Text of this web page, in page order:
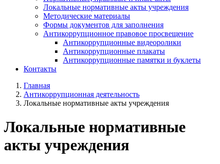
Локальные нормативные акты учреждения
Методические материалы
Формы документов для заполнения
Антикоррупционное правовое просвещение
Антикоррупционные видеоролики
Антикоррупционные плакаты
Антикоррупционные памятки и буклеты
Контакты
Главная
Антикоррупционная деятельность
Локальные нормативные акты учреждения
Локальные нормативные
акты учреждения